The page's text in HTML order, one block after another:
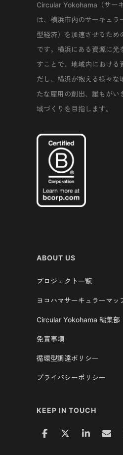
Circular Yokohama（サー
は、横浜市内のサーキュラ
型経済）を加速させるため
です。横浜にある資源に光
すことで、地域内における
だし、横浜が抱える様々な
たな雇用の創出、誰もがい
域づくりを目指します。
ABOUT US
プロジェクト一覧
ヨコハマサーキュラーマッ
Circular Yokohama 編集部
免責事項
循環型調達ポリシー
プライバシーポリシー
KEEP IN TOUCH